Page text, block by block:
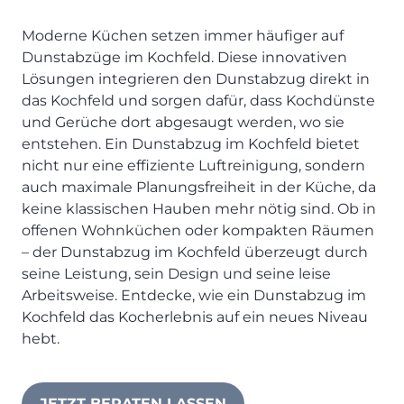
Beimöbel
Einzelstühle & Stuhlsysteme
Einzeltische & Tischsysteme
ALLES ANZEIGEN
SOFA, COUCH & CO.
2er Sofas & Funktionssofas
Systemgarnituren Leder
Systemgarnituren Stoff
Sessel & Hocker
ALLES ANZEIGEN
SCHLAFZIMMER
KÜCHENTECHNIK
Dunstabzug im Kochfeld
Bora - The end of normal
Neff - Mehr Raum für Kreativität
Siemens - Intelligente Lösungen für dein Zuhause
Liebherr - hat den Kühlschrank zwar nicht neu erfunden.
Aber fast.
Naber - Für die perfekte Küche
Quooker – Der Wasserhahn, der alles kann
Systemceram - Das Geheimnis langlebiger
Küchenspülen
Villeroy & Boch - Design trifft auf Funktionalität
Lebensraum Küche
Lebensraum Küche
Prisma Journal
KÜCHENTECHNIK
Neff - Mehr Raum für Kreativität
BORA - The end of normal
AKTIONEN
Der neue MDS Prospekt
25 Küchen zu Sonderkonditionen
ALLES ANZEIGEN
ESSZIMMER
ALLES ANZEIGEN
KÜCHE
ALLE ANZEIGEN
360° Rundgang
Kunden-Bewertungen
Über uns
UNSER SERVICE
Aufmaß-Service
Entsorgungs-Service
Finanzkauf-Service
Montage-Service
Interior Design Service
Newsletter-Anmeldung
SERVICES IM ÜBERBLICK
Moderne Küchen setzen immer häufiger auf
Dunstabzüge im Kochfeld. Diese innovativen
Lösungen integrieren den Dunstabzug direkt in
das Kochfeld und sorgen dafür, dass Kochdünste
und Gerüche dort abgesaugt werden, wo sie
entstehen. Ein Dunstabzug im Kochfeld bietet
nicht nur eine effiziente Luftreinigung, sondern
auch maximale Planungsfreiheit in der Küche, da
keine klassischen Hauben mehr nötig sind. Ob in
offenen Wohnküchen oder kompakten Räumen
– der Dunstabzug im Kochfeld überzeugt durch
seine Leistung, sein Design und seine leise
Arbeitsweise. Entdecke, wie ein Dunstabzug im
Kochfeld das Kocherlebnis auf ein neues Niveau
hebt.